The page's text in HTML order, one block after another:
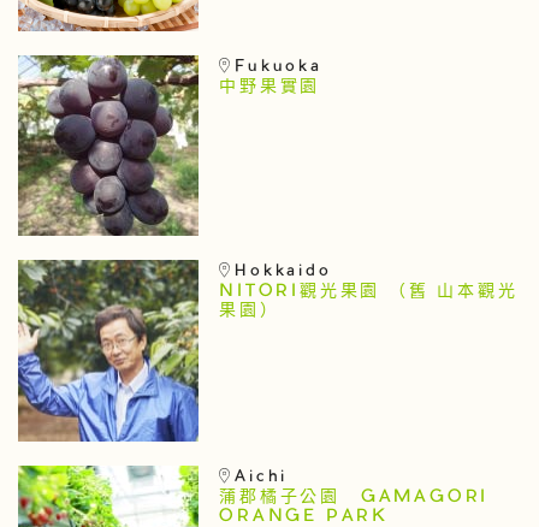
Fukuoka
中野果實園
Hokkaido
NITORI觀光果園 （舊 山本觀光
果園）
Aichi
蒲郡橘子公園 GAMAGORI
ORANGE PARK